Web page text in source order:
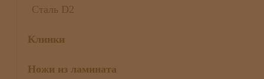
Сталь D2
Клинки
Ножи из ламината